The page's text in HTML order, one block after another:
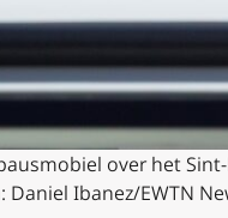
over het
Ibanez/EWTN